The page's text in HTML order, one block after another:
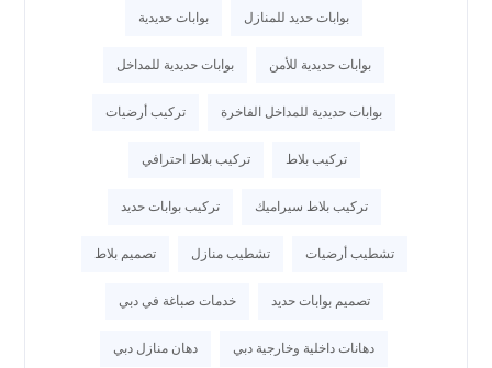
بوابات حديد للمنازل بوابات حديدية
بوابات حديدية للأمن بوابات حديدية للمداخل
بوابات حديدية للمداخل الفاخرة تركيب أرضيات
تركيب بلاط تركيب بلاط احترافي
تركيب بلاط سيراميك تركيب بوابات حديد
تشطيب أرضيات تشطيب منازل تصميم بلاط
تصميم بوابات حديد خدمات صباغة في دبي
دهانات داخلية وخارجية دبي دهان منازل دبي